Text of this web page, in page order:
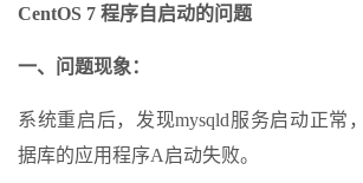
CentOS 7 程序自启动的问题
一、问题现象：
系统重启后，发现mysqld服务启动正常
据库的应用程序A启动失败。